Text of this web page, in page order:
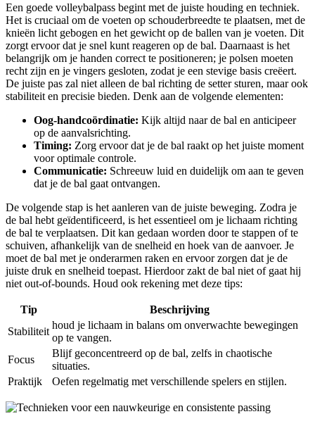
Een goede volleybalpass begint met⁢ de juiste houding en techniek.
Het ​is ⁣cruciaal om de voeten op schouderbreedte⁤ te⁣ plaatsen,⁤ met de
knieën licht gebogen en ⁤het gewicht op⁣ de ballen van je ‍voeten. ⁢Dit
zorgt ervoor dat je snel ​kunt​ reageren op ⁣de ⁢bal. ⁢Daarnaast is het
belangrijk om‍ je handen ‍correct te positioneren; je polsen moeten⁣
recht ⁤zijn en je ‌vingers gesloten, zodat⁣ je een stevige basis creëert.
De juiste pas zal niet alleen de bal richting ⁣de setter sturen, maar ook
⁣stabiliteit en‍ precisie bieden. Denk aan de⁣ volgende elementen:
Oog-handcoördinatie: Kijk ⁤altijd⁤ naar ‍de bal en anticipeer
op de aanvalsrichting.
Timing: Zorg ervoor dat⁢ je de bal raakt op het juiste moment
voor optimale ​controle.
Communicatie: Schreeuw ⁢luid en duidelijk⁤ om aan‍ te⁢ geven
⁤dat ‌je de bal gaat ontvangen.
De volgende ‍stap‍ is het aanleren van⁣ de juiste beweging.⁢ Zodra ‌je
de bal​ hebt‌ geïdentificeerd, is het essentieel om je lichaam ⁢richting
de ⁣bal⁤ te verplaatsen. Dit kan gedaan worden ⁣door te⁢ stappen of te
schuiven,⁤ afhankelijk van‌ de snelheid en hoek ​van de aanvoer.​ Je
moet de bal ⁣met ‌je onderarmen raken en ‍ervoor zorgen ⁢dat je de
juiste druk en snelheid toepast.‍ Hierdoor‌ zakt de bal‌ niet of⁢ gaat hij
niet out-of-bounds. Houd⁣ ook​ rekening met ‍deze ⁤tips:
Tip
Beschrijving
Stabiliteit
houd je ‌lichaam in ​balans⁣ om onverwachte ‌bewegingen‍
op te‍ vangen.
Focus
Blijf geconcentreerd‍ op⁣ de bal, zelfs in chaotische
situaties.
Praktijk
Oefen regelmatig met ​verschillende spelers en⁤ stijlen.